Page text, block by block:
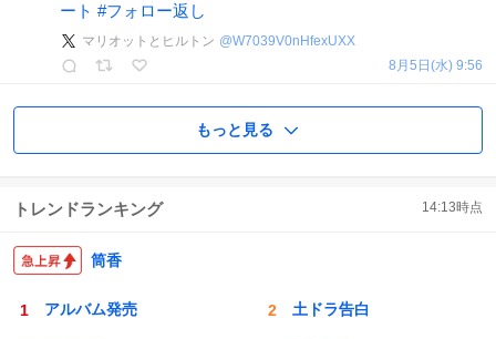
ート #フォロー返し
マリオットとヒルトン @W7039V0nHfexUXX
8月5日(水) 9:56
もっと見る
トレンドランキング 14:13時点
筒香
アルバム発売 土ドラ告白